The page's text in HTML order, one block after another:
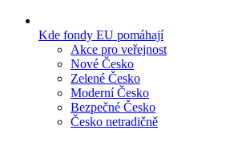
Kde fondy EU pomáhají
Akce pro veřejnost
Nové Česko
Zelené Česko
Moderní Česko
Bezpečné Česko
Česko netradičně